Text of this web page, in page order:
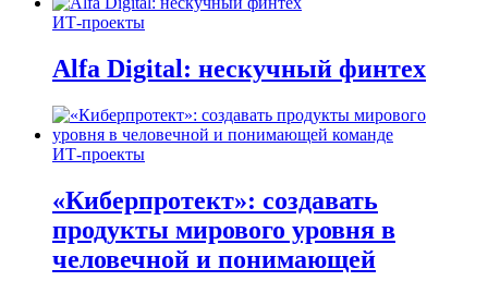
ИТ-проекты
Alfa Digital: нескучный финтех
ИТ-проекты
«Киберпротект»: создавать
продукты мирового уровня в
человечной и понимающей